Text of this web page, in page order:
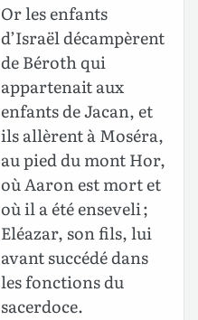
Or les enfants
d’Israël décampèrent
de Béroth qui
appartenait aux
enfants de Jacan, et
ils allèrent à Moséra,
au pied du mont Hor,
où Aaron est mort et
où il a été enseveli ;
Eléazar, son fils, lui
avant succédé dans
les fonctions du
sacerdoce.